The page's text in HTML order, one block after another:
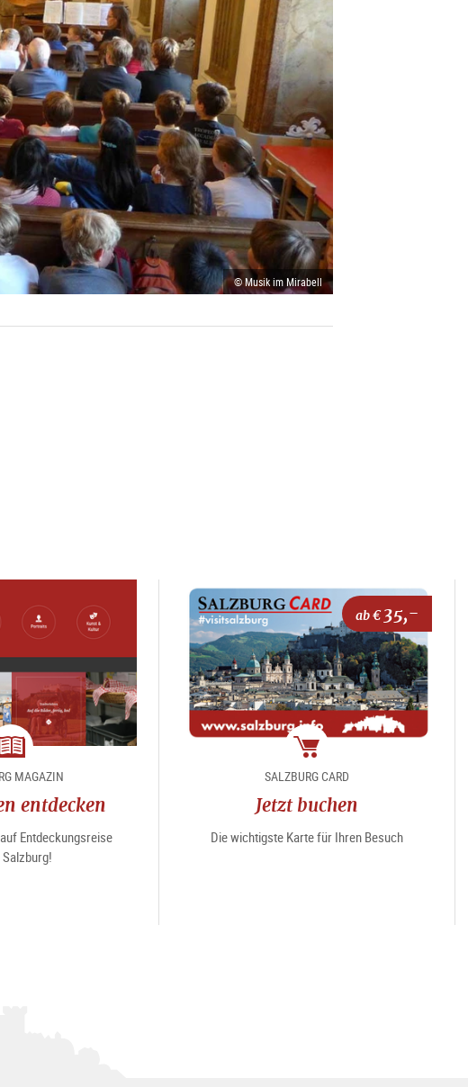
© Musik im Mirabell
Magazin
MAGAZIN
entdecken
Entdeckungsreise
ab €35,-
Package
SALZBURG CARD
Jetzt buchen
Die wichtigste Karte für Ihren Besuch